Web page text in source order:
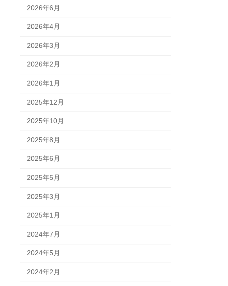
2026年6月
2026年4月
2026年3月
2026年2月
2026年1月
2025年12月
2025年10月
2025年8月
2025年6月
2025年5月
2025年3月
2025年1月
2024年7月
2024年5月
2024年2月